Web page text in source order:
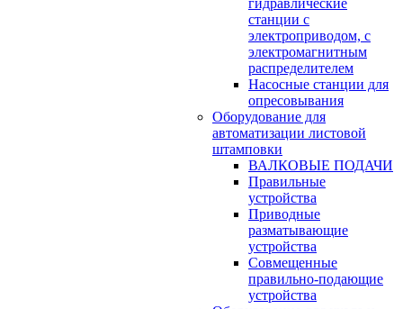
станции с
электроприводом, с
электромагнитным
распределителем
Насосные станции для
опресовывания
Оборудование для
автоматизации листовой
штамповки
ВАЛКОВЫЕ ПОДАЧИ
Правильные
устройства
Приводные
разматывающие
устройства
Совмещенные
правильно-подающие
устройства